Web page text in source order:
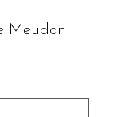
Meudon